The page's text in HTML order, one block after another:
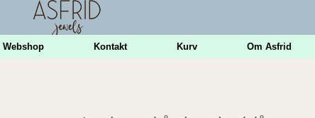
Webshop Kontakt Kurv Om Asfrid